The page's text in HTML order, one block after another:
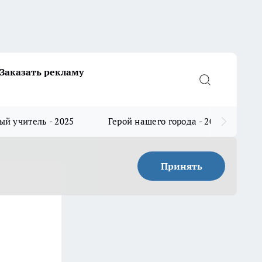
Заказать рекламу
учитель - 2025 Герой нашего города - 2025
Принять